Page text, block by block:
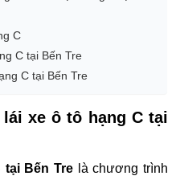
C
C tại Bến Tre
C tại Bến Tre
xe ô tô hạng C tại
tại Bến Tre là chương trình